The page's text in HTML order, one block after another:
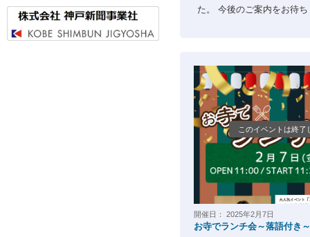
た。 今後のご案内をお待
開催日： 2025年2月7日
お寺でランチ会～落語付き～
このイベントは終了